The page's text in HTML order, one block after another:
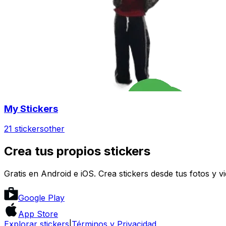
My Stickers
21 stickersother
Crea tus propios stickers
Gratis en Android e iOS. Crea stickers desde tus fotos y
Google Play
App Store